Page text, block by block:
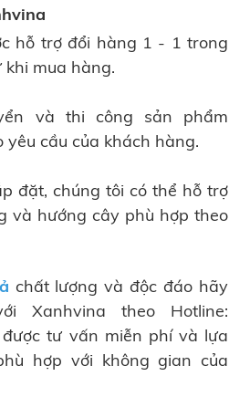
hỗ trợ đổi hàng 1 - 1 trong
mua hàng.
và thi công sản phẩm
cầu của khách hàng.
đặt, chúng tôi có thể hỗ trợ
và hướng cây phù hợp theo
chất lượng và độc đáo hãy
Xanhvina theo Hotline:
tư vấn miễn phí và lựa
hợp với không gian của